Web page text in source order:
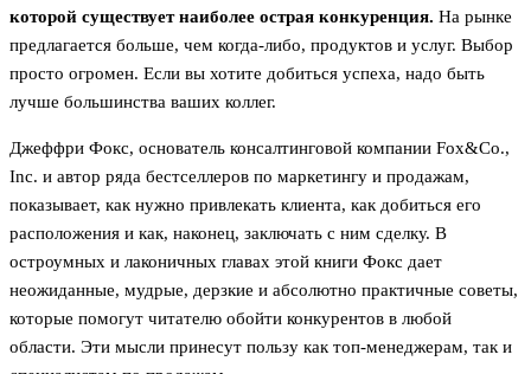
которой существует наиболее острая конкуренция. На рынке
предлагается больше, чем когда-либо, продуктов и услуг. Выбор
просто огромен. Если вы хотите добиться успеха, надо быть
лучше большинства ваших коллег.
Джеффри Фокс, основатель консалтинговой компании Fox&Co.,
Inc. и автор ряда бестселлеров по маркетингу и продажам,
показывает, как нужно привлекать клиента, как добиться его
расположения и как, наконец, заключать с ним сделку. В
остроумных и лаконичных главах этой книги Фокс дает
неожиданные, мудрые, дерзкие и абсолютно практичные советы,
которые помогут читателю обойти конкурентов в любой
области. Эти мысли принесут пользу как топ-менеджерам, так и